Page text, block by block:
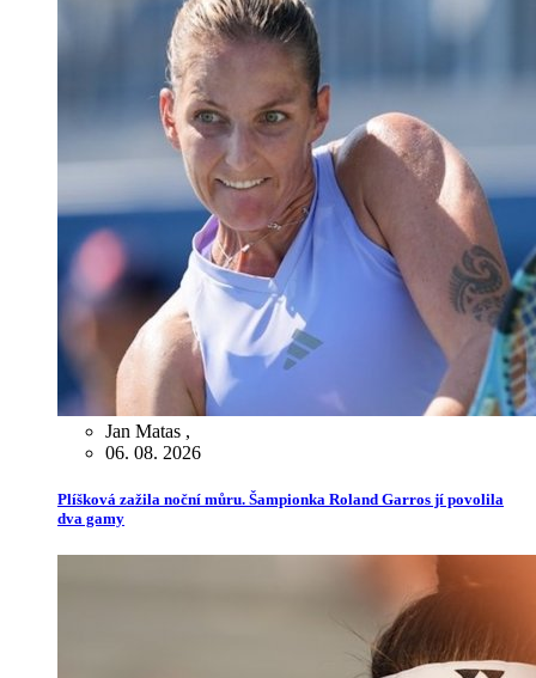
Jan Matas ,
06. 08. 2026
Plíšková zažila noční můru. Šampionka Roland Garros jí povolila
dva gamy